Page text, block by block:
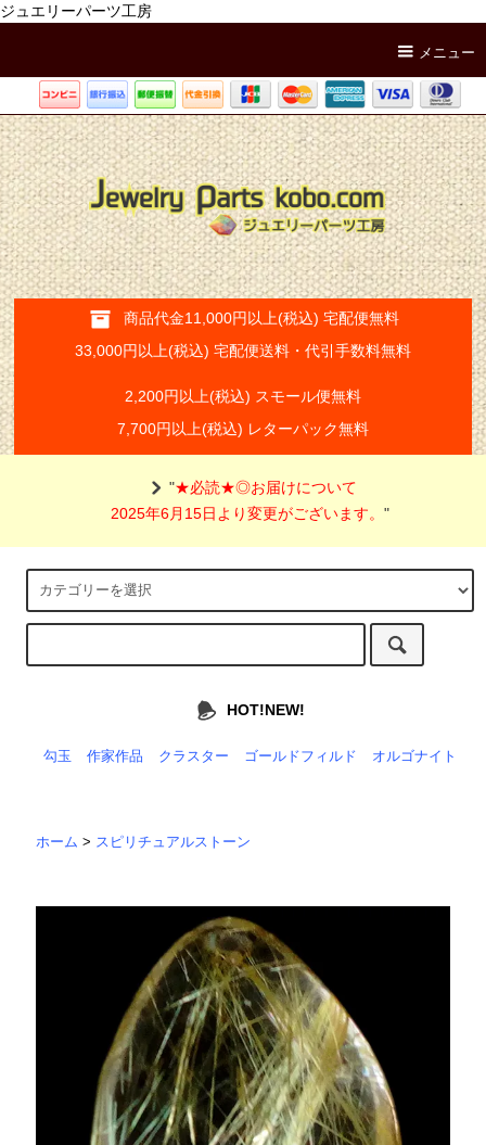
ジュエリーパーツ工房
メニュー
商品代金11,000円以上(税込) 宅配便無料
33,000円以上(税込) 宅配便送料・代引手数料無料
2,200円以上(税込) スモール便無料
7,700円以上(税込) レターパック無料
"★必読★◎お届けについて
2025年6月15日より変更がございます。"
HOT!NEW!
勾玉 作家作品 クラスター ゴールドフィルド オルゴナイト
ホーム > スピリチュアルストーン